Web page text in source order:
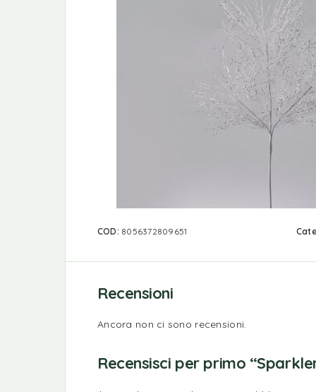
COD: 8056372809651
Recensioni
Ancora non ci sono recensioni.
Recensisci per primo